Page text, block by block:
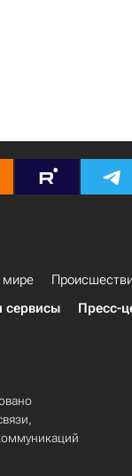
мире
сервисы Пресс-